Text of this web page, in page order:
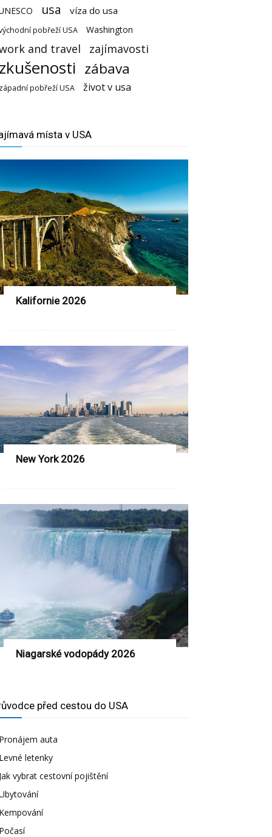
usa víza do usa
pobřeží USA Washington
and travel zajímavosti
zábava
pobřeží USA život v usa
místa v USA
Kalifornie 2026
New York 2026
Niagarské vodopády 2026
před cestou do USA
auta
letenky
vybrat cestovní pojištění